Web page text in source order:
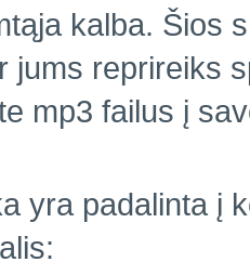
kalba. Šios
jums reprireiks
mp3 failus į
yra padalinta į